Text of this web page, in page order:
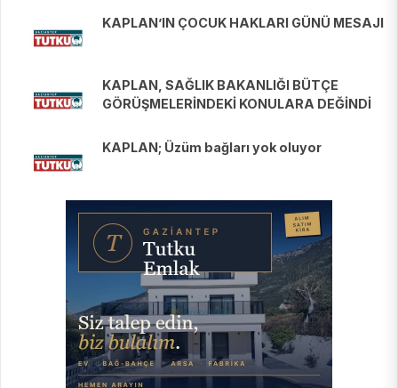
KAPLAN’IN ÇOCUK HAKLARI GÜNÜ MESAJI
KAPLAN, SAĞLIK BAKANLIĞI BÜTÇE
GÖRÜŞMELERİNDEKİ KONULARA DEĞİNDİ
KAPLAN; Üzüm bağları yok oluyor